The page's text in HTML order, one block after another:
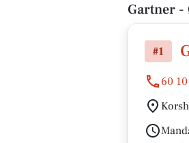
Gartner
#1
60